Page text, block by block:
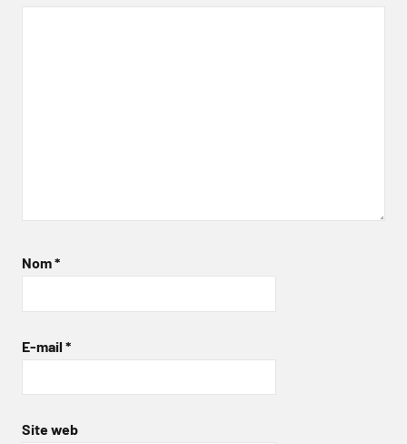
Nom*
E-mail *
Site web